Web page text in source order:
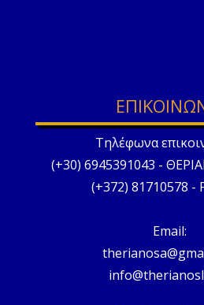
Τηλέφωνα
(+30) 6945391043 -
(+372) 81710578 -
Email: